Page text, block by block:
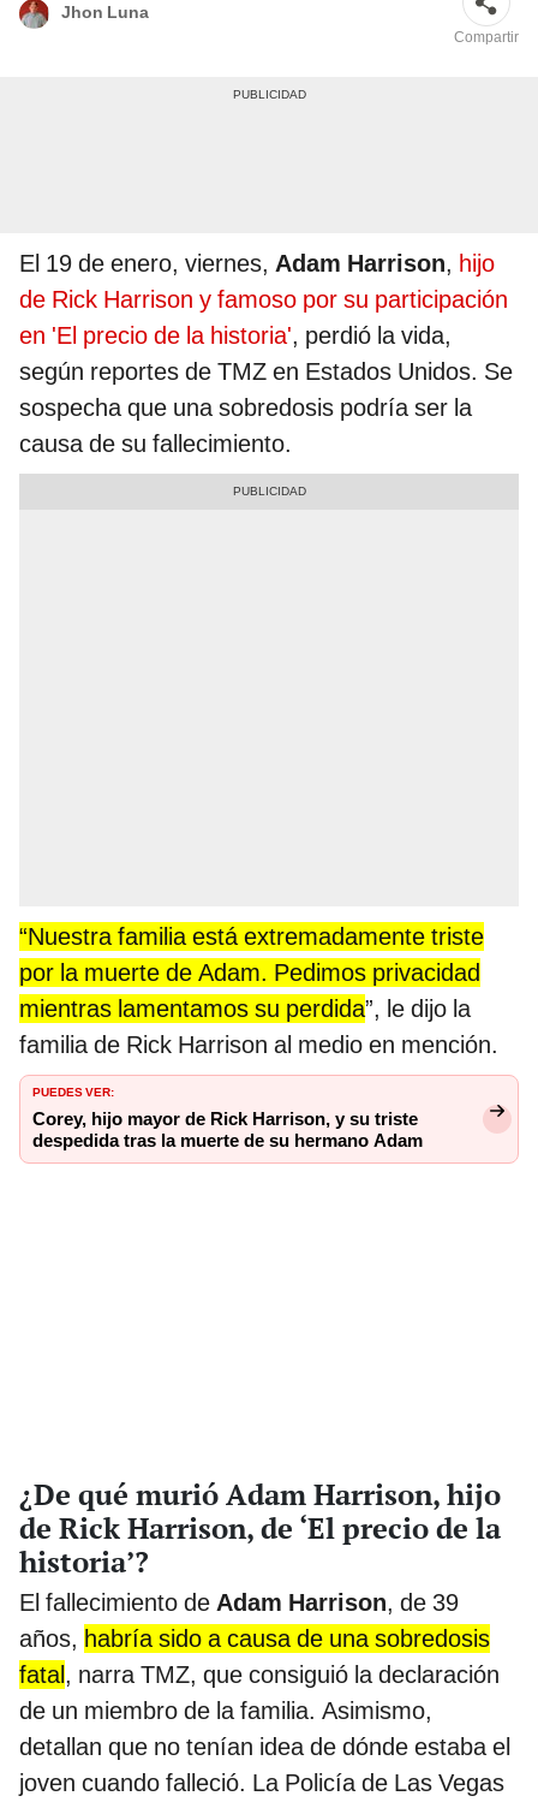
Jhon Luna
Compartir
El 19 de enero, viernes, Adam Harrison, hijo
de Rick Harrison y famoso por su participación
en 'El precio de la historia', perdió la vida,
según reportes de TMZ en Estados Unidos. Se
sospecha que una sobredosis podría ser la
causa de su fallecimiento.
“Nuestra familia está extremadamente triste
por la muerte de Adam. Pedimos privacidad
mientras lamentamos su perdida”, le dijo la
familia de Rick Harrison al medio en mención.
PUEDES VER:
Corey, hijo mayor de Rick Harrison, y su triste
despedida tras la muerte de su hermano Adam
¿De qué murió Adam Harrison, hijo
de Rick Harrison, de ‘El precio de la
historia’?
El fallecimiento de Adam Harrison, de 39
años, habría sido a causa de una sobredosis
fatal, narra TMZ, que consiguió la declaración
de un miembro de la familia. Asimismo,
detallan que no tenían idea de dónde estaba el
joven cuando falleció. La Policía de Las Vegas